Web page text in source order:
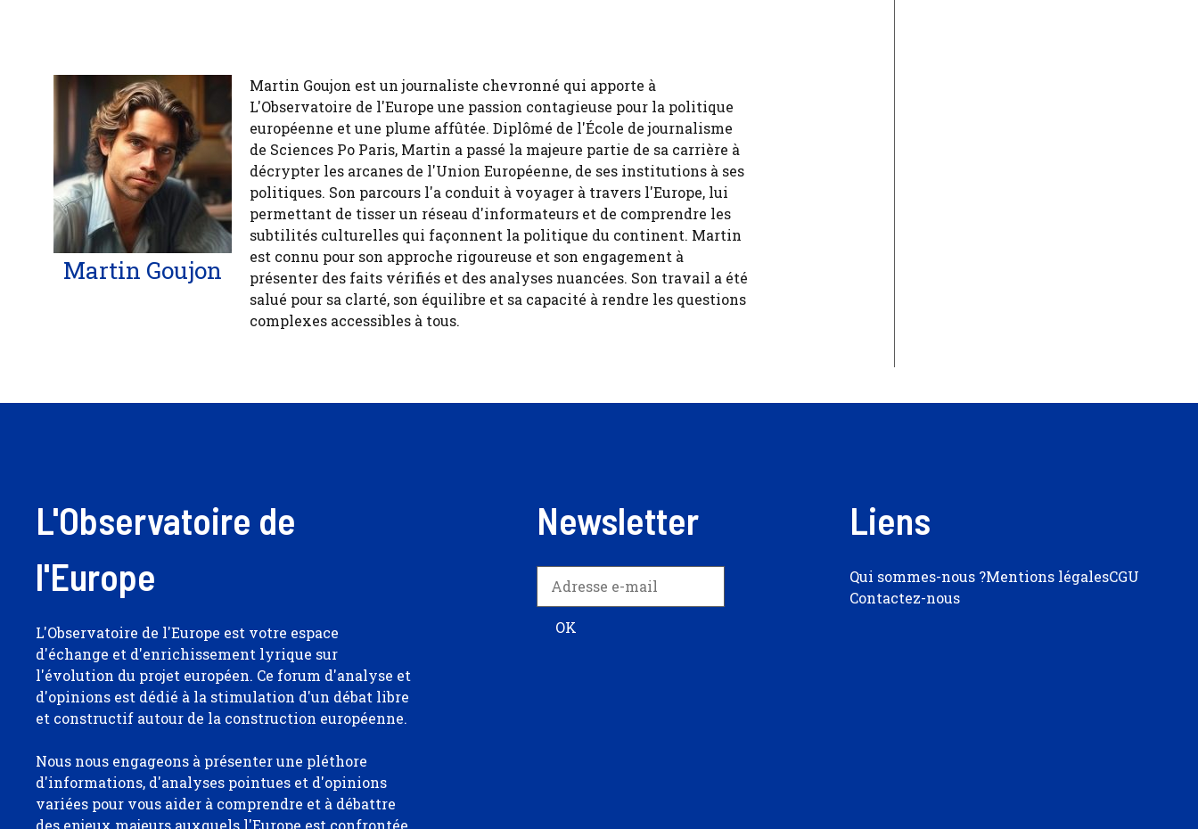
Martin Goujon
Martin Goujon est un journaliste chevronné qui apporte à
L'Observatoire de l'Europe une passion contagieuse pour la politique
européenne et une plume affûtée. Diplômé de l'École de journalisme
de Sciences Po Paris, Martin a passé la majeure partie de sa carrière à
décrypter les arcanes de l'Union Européenne, de ses institutions à ses
politiques. Son parcours l'a conduit à voyager à travers l'Europe, lui
permettant de tisser un réseau d'informateurs et de comprendre les
subtilités culturelles qui façonnent la politique du continent. Martin
est connu pour son approche rigoureuse et son engagement à
présenter des faits vérifiés et des analyses nuancées. Son travail a été
salué pour sa clarté, son équilibre et sa capacité à rendre les questions
complexes accessibles à tous.
L'Observatoire de
l'Europe
L'Observatoire de l'Europe est votre espace
d'échange et d'enrichissement lyrique sur
l'évolution du projet européen. Ce forum d'analyse et
d'opinions est dédié à la stimulation d'un débat libre
et constructif autour de la construction européenne.
Nous nous engageons à présenter une pléthore
d'informations, d'analyses pointues et d'opinions
variées pour vous aider à comprendre et à débattre
Newsletter Liens
Qui sommes-nous ?Mentions légalesCGU
Contactez-nous